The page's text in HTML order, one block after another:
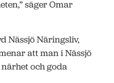
säger Omar
Nässjö Näringsliv,
att man i Nässjö
och goda